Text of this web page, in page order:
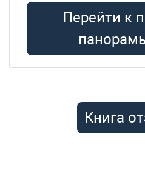
Перейти к